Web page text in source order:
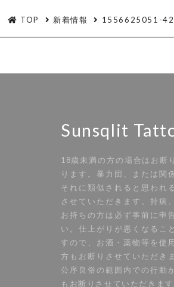
TOP 新着情報 1556625051-
Sunsqlit
18歳未満の方の場合はお断
ります。暴力団、または関
それに類似されると思われ
させていただきます。持病
お持ちの方は必ず事前に申
い。仕上がりが悪くなるこ
すので、お酒・薬物等を使
方もお断りさせていただき
公序良俗の範囲内での行動
もお断りさせていただきます